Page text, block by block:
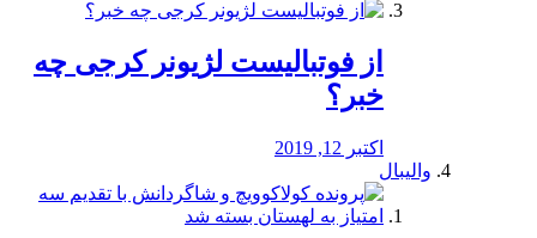
از فوتبالیست لژیونر کرجی چه
خبر؟
اکتبر 12, 2019
والیبال